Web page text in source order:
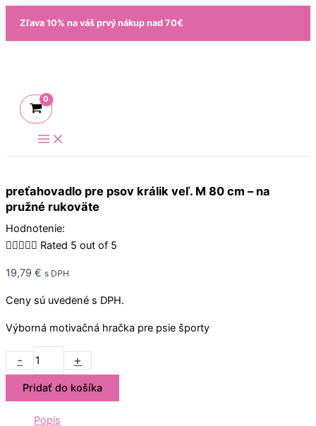
Preskočiť
obsah
Zľava 10% na váš prvý nákup nad 70€
preťahovadlo pre psov králik veľ. M 80 cm – na
pružné rukoväte
Hodnotenie:
 Rated 5 out of 5
19,79 € s DPH
Ceny sú uvedené s DPH.
Výborná motivačná hračka pre psie športy
-
množstvo
preťahovadlo
pre
-
pružné
rukoväte
+
Pridať do košíka
Popis